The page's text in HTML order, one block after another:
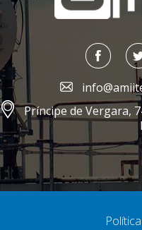
Príncipe de Vergara,